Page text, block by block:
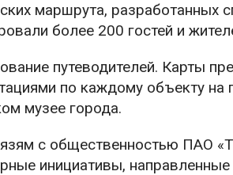
маршрута, разработанных
более 200 гостей и
путеводителей. Карты
по каждому объекту на
музее города.
с общественностью ПАО
инициативы,